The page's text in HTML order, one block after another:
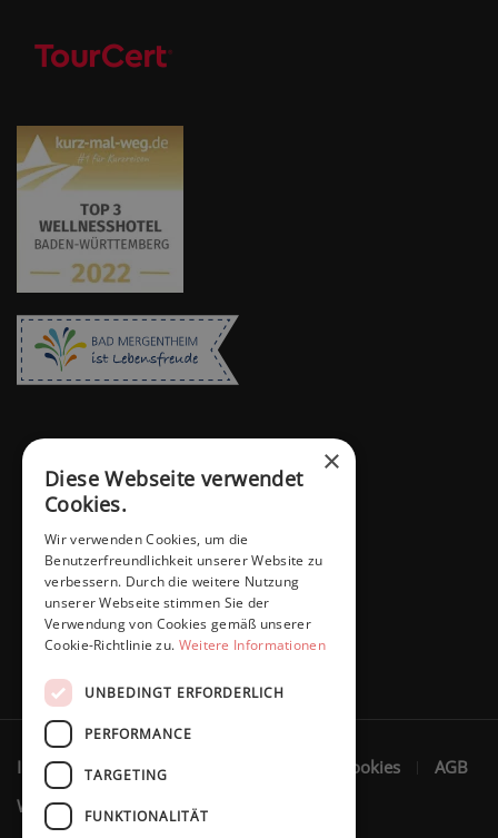
Impressum Datenschutzerklärung Cookies
AGB
Widerruf
×
Diese Webseite verwendet
Cookies.
Wir verwenden Cookies, um die
Benutzerfreundlichkeit unserer Website zu
verbessern. Durch die weitere Nutzung
unserer Webseite stimmen Sie der
Verwendung von Cookies gemäß unserer
Cookie-Richtlinie zu. Weitere Informationen
UNBEDINGT ERFORDERLICH
PERFORMANCE
TARGETING
FUNKTIONALITÄT